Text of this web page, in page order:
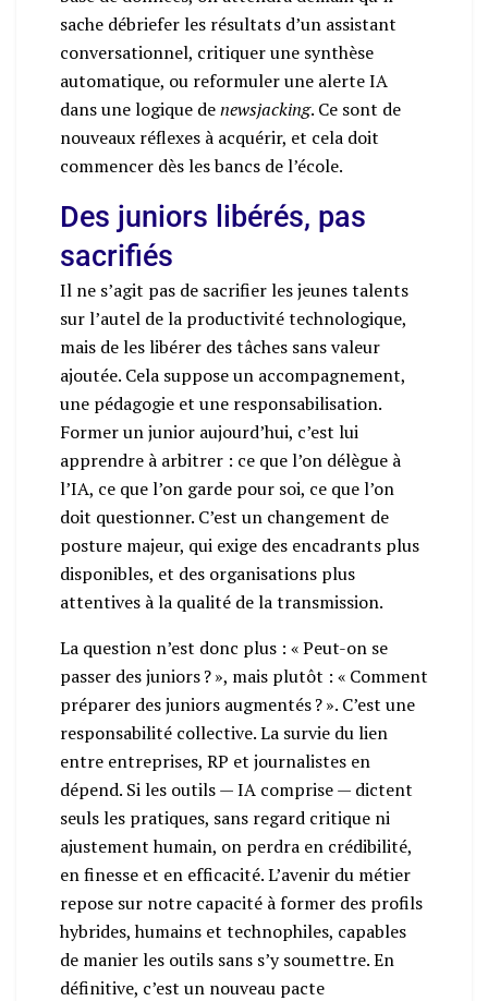
sache débriefer les résultats d’un assistant
conversationnel, critiquer une synthèse
automatique, ou reformuler une alerte IA
dans une logique denewsjacking. Ce sont de
nouveaux réflexes à acquérir, et cela doit
commencer dès les bancs de l’école.
Des juniors libérés, pas
sacrifiés
Il ne s’agit pas de sacrifier les jeunes talents
sur l’autel de la productivité technologique,
mais de les libérer des tâches sans valeur
ajoutée. Cela suppose un accompagnement,
une pédagogie et une responsabilisation.
Former un junior aujourd’hui, c’est lui
apprendre à arbitrer : ce que l’on délègue à
l’IA, ce que l’on garde pour soi, ce que l’on
doit questionner. C’est un changement de
posture majeur, qui exige des encadrants plus
disponibles, et des organisations plus
attentives à la qualité de la transmission.
La question n’est donc plus : « Peut-on se
passer des juniors ? », mais plutôt : « Comment
préparer des juniors augmentés ? ». C’est une
responsabilité collective. La survie du lien
entre entreprises, RP et journalistes en
dépend. Si les outils — IA comprise — dictent
seuls les pratiques, sans regard critique ni
ajustement humain, on perdra en crédibilité,
en finesse et en efficacité. L’avenir du métier
repose sur notre capacité à former des profils
hybrides, humains et technophiles, capables
de manier les outils sans s’y soumettre. En
définitive, c’est un nouveau pacte